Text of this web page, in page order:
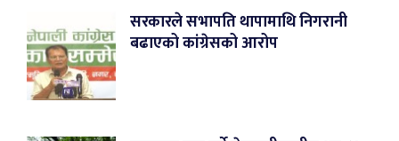
सरकारले सभापति थापामाथि निगरानी
बढाएको कांग्रेसको आरोप